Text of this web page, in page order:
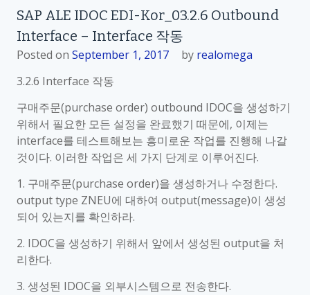
SAP ALE IDOC EDI-Kor_03.2.6 Outbound
Interface – Interface 작동
Posted on September 1, 2017 by realomega
3.2.6 Interface 작동
구매주문(purchase order) outbound IDOC을 생성하기
위해서 필요한 모든 설정을 완료했기 때문에, 이제는
interface를 테스트해보는 흥미로운 작업를 진행해 나갈
것이다. 이러한 작업은 세 가지 단계로 이루어진다.
1. 구매주문(purchase order)을 생성하거나 수정한다.
output type ZNEU에 대하여 output(message)이 생성
되어 있는지를 확인하라.
2. IDOC을 생성하기 위해서 앞에서 생성된 output을 처
리한다.
3. 생성된 IDOC을 외부시스템으로 전송한다.